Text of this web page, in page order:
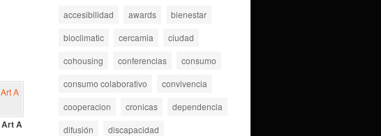
Art A
accesibilidad awards
bienestar
bioclimatic
cercamia
ciudad
cohousing
conferencias
consumo
consumo colaborativo
convivencia
cooperacion
cronicas
dependencia
difusión
discapacidad